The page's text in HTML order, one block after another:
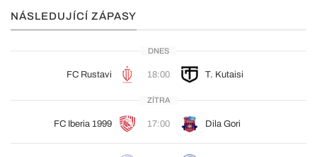
NÁSLEDUJÍCÍ ZÁPASY
DNES
FC Rustavi 18:00 T. Kutaisi
ZÍTRA
FC Iberia 1999 17:00 Dila Gori